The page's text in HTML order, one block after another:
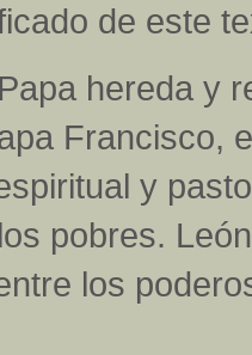
de este
hereda y
Francisco,
y
pobres.
los